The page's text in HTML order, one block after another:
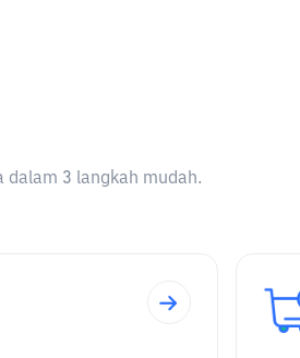
dalam 3 langkah mudah.